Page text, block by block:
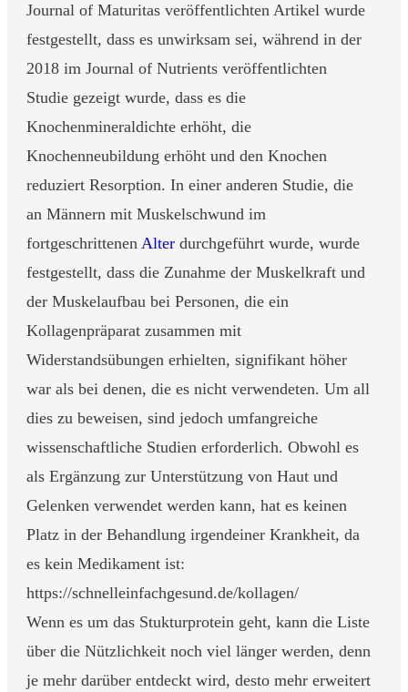
Journal of Maturitas veröffentlichten Artikel wurde
festgestellt, dass es unwirksam sei, während in der
2018 im Journal of Nutrients veröffentlichten
Studie gezeigt wurde, dass es die
Knochenmineraldichte erhöht, die
Knochenneubildung erhöht und den Knochen
reduziert Resorption. In einer anderen Studie, die
an Männern mit Muskelschwund im
fortgeschrittenen Alter durchgeführt wurde, wurde
festgestellt, dass die Zunahme der Muskelkraft und
der Muskelaufbau bei Personen, die ein
Kollagenpräparat zusammen mit
Widerstandsübungen erhielten, signifikant höher
war als bei denen, die es nicht verwendeten. Um all
dies zu beweisen, sind jedoch umfangreiche
wissenschaftliche Studien erforderlich. Obwohl es
als Ergänzung zur Unterstützung von Haut und
Gelenken verwendet werden kann, hat es keinen
Platz in der Behandlung irgendeiner Krankheit, da
es kein Medikament ist:
https://schnelleinfachgesund.de/kollagen/
Wenn es um das Stukturprotein geht, kann die Liste
über die Nützlichkeit noch viel länger werden, denn
je mehr darüber entdeckt wird, desto mehr erweitert